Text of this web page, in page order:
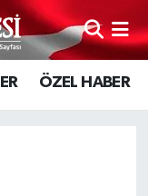
ÖZEL HABER